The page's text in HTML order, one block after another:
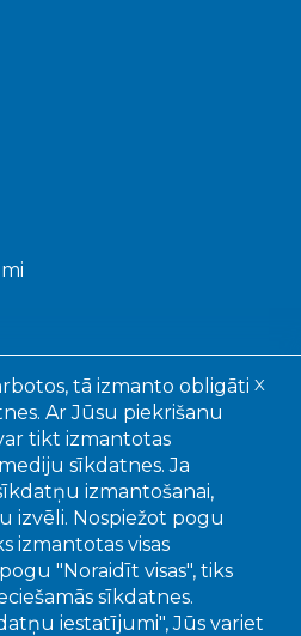
aģentūra "Ogres
iela 43, Ogre, LV – 5001
pr. 3, Ogre, LV- 5001
X
tā izmanto obligāti
Ar Jūsu piekrišanu
tikt izmantotas
sīkdatnes. Ja
izmantošanai,
izvēli. Nospiežot pogu
izmantotas visas
"Noraidīt visas", tiks
sīkdatnes.
iestatījumi", Jūs variet